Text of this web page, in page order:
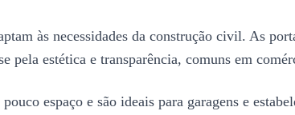
às necessidades da construção civil. As
pela estética e transparência, comuns em
espaço e são ideais para garagens e